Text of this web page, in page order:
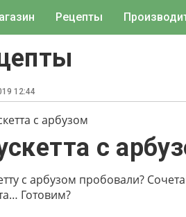
Рецепты
12:44
с
с арбузом пробовали?
Готовим?